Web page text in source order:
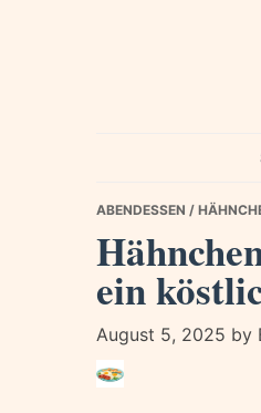
ABENDESSEN /
ein
August 5, 2025 by